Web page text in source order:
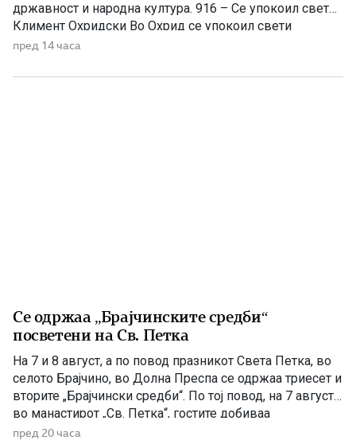
државност и народна култура. 916 – Се упокоил свети
Климент Охридски Во Охрид се упокоил свети
Климент Охридски, еден од најзначајните ученици на
Охридската книжевна школа и патрон на
пред 14 часа
Се одржаа „Брајчинските средби“
посветени на Св. Петка
На 7 и 8 август, а по повод празникот Света Петка, во
селото Брајчино, во Долна Преспа се одржаа триесет и
вторите „Брајчински средби“. По тој повод, на 7 август,
во манастирот „Св. Петка“, гостите добиваа
манастирско гравче, а на 08 август ја прославија
пред 20 часа